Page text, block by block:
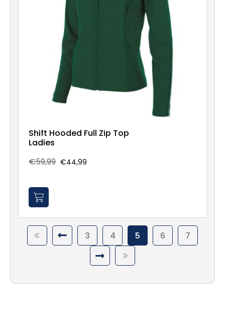
Shift Hooded Full Zip Top
Ladies
€59,99 €44,99
3 4 5 6 7